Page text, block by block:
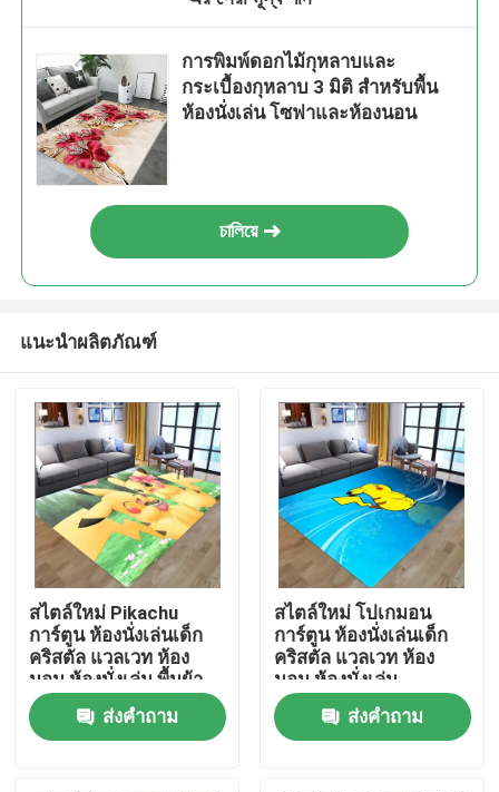
บ้าน
สินค้า
วิดีโอ
การพิมพ์ดอกไม้กุหลาบและ
กระเบื้องกุหลาบ 3 มิติ สําหรับพื้น
ห้องนั่งเล่น โซฟาและห้องนอน
চালিয়ে
แนะนำผลิตภัณฑ์
สไตล์ใหม่ Pikachu
การ์ตูน ห้องนั่งเล่นเด็ก
คริสตัล แวลเวท ห้อง
นอน ห้องนั่งเล่น พื้นผ้า
ครอบ
ส่งคำถาม
สไตล์ใหม่ โปเกมอน
การ์ตูน ห้องนั่งเล่นเด็ก
คริสตัล แวลเวท ห้อง
นอน ห้องนั่งเล่น
ส่งคำถาม